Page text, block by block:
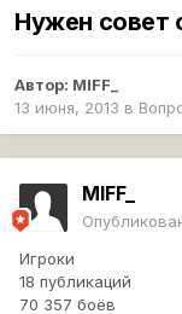
Нужен совет
Автор: MIFF_
13 июня, 2013 в
MIFF_
Игроки
18 публикаций
70 357 боёв